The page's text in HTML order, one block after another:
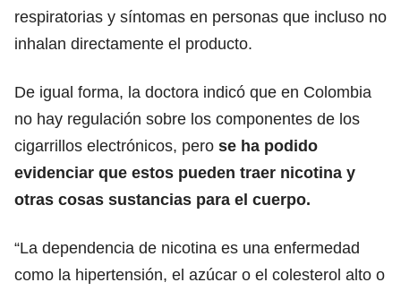
respiratorias y síntomas en personas que incluso no
inhalan directamente el producto.
De igual forma, la doctora indicó que en Colombia
no hay regulación sobre los componentes de los
cigarrillos electrónicos, pero se ha podido
evidenciar que estos pueden traer nicotina y
otras cosas sustancias para el cuerpo.
“La dependencia de nicotina es una enfermedad
como la hipertensión, el azúcar o el colesterol alto o